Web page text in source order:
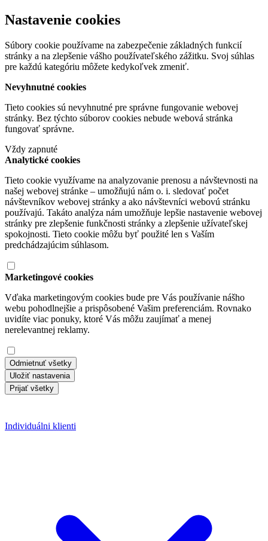
Nastavenie cookies
Súbory cookie používame na zabezpečenie základných funkcií
stránky a na zlepšenie vášho používateľského zážitku. Svoj súhlas
pre každú kategóriu môžete kedykoľvek zmeniť.
Nevyhnutné cookies
Tieto cookies sú nevyhnutné pre správne fungovanie webovej
stránky. Bez týchto súborov cookies nebude webová stránka
fungovať správne.
Vždy zapnuté
Analytické cookies
Tieto cookie využívame na analyzovanie prenosu a návštevnosti na
našej webovej stránke – umožňujú nám o. i. sledovať počet
návštevníkov webovej stránky a ako návštevníci webovú stránku
používajú. Takáto analýza nám umožňuje lepšie nastavenie webovej
stránky pre zlepšenie funkčnosti stránky a zlepšenie užívateľskej
spokojnosti. Tieto cookie môžu byť použité len s Vaším
predchádzajúcim súhlasom.
Marketingové cookies
Vďaka marketingovým cookies bude pre Vás používanie nášho
webu pohodlnejšie a prispôsobené Vašim preferenciám. Rovnako
uvidíte viac ponuky, ktoré Vás môžu zaujímať a menej
nerelevantnej reklamy.
Odmietnuť všetky
Uložiť nastavenia
Prijať všetky
Individuálni klienti